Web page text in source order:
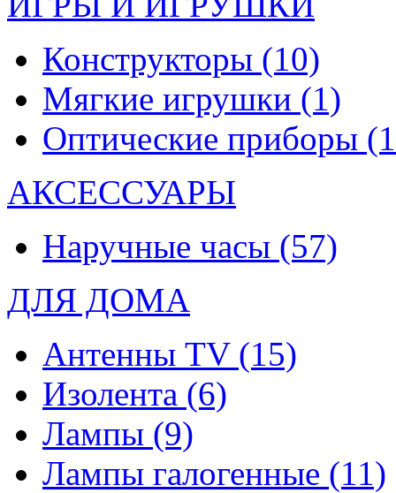
Конструкторы (10)
Мягкие игрушки (1)
Оптические приборы
АКСЕССУАРЫ
Наручные часы (57)
ДЛЯ ДОМА
Антенны TV (15)
Изолента (6)
Лампы (9)
Лампы галогенные (11)